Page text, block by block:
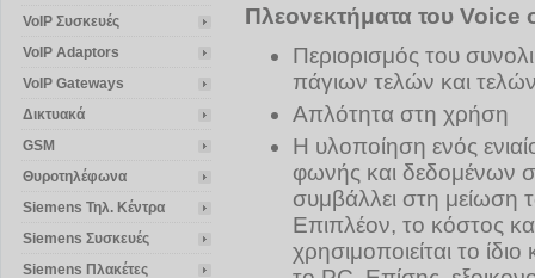
Πλεονεκτήματα του Voice
Περιορισμός του
πάγιων τελών και
Απλότητα στη χρήση
Η υλοποίηση ενός
φωνής και δεδομένων
συμβάλλει στη μείωση
Επιπλέον, το κόστος
χρησιμοποιείται το
VoIP Συσκευές
VoIP Adaptors
VoIP Gateways
Δικτυακά
GSM
Θυροτηλέφωνα
Siemens Τηλ. Κέντρα
Siemens Συσκευές
Siemens Πλακέτες